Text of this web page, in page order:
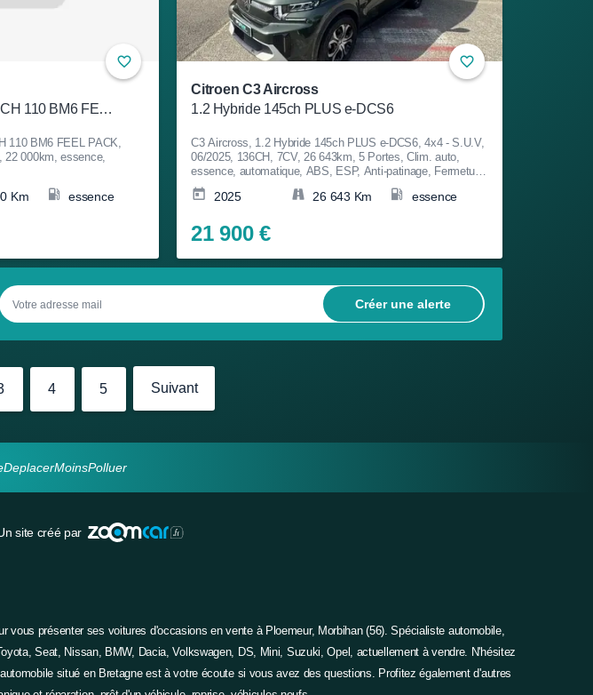
ARCROSS 1.2 PURETECH 110 BM6 FEEL PACK
110 BM6 FEEL PACK,
22 000km, essence,
Km essence
Citroen C3 Aircross
1.2 Hybride 145ch PLUS e-DCS6
C3 Aircross, 1.2 Hybride 145ch PLUS e-DCS6, 4x4 - S.U.V,
06/2025, 136CH, 7CV, 26 643km, 5 Portes, Clim. auto,
essence, automatique, ABS, ESP, Anti-patinage, Fermeture
centralisée, Bluetooth, Couleur Blanc, Garantie 12 mois, 21
900€2025 26 643 Km essence
21 900 €
Ok
4 5 Suivant
site créé par
présenter ses voitures d'occasions en vente à Ploemeur, Morbihan (56). Spécialiste automobile,
, Seat, Nissan, BMW, Dacia, Volkswagen, DS, Mini, Suzuki, Opel, actuellement à vendre. N'hésitez
situé en Bretagne est à votre écoute si vous avez des questions. Profitez également d'autres